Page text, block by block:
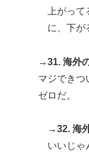
上がっ
に、下が
→31. 海外
マジできつ
ゼロだ。
→32. 海
いいじゃ